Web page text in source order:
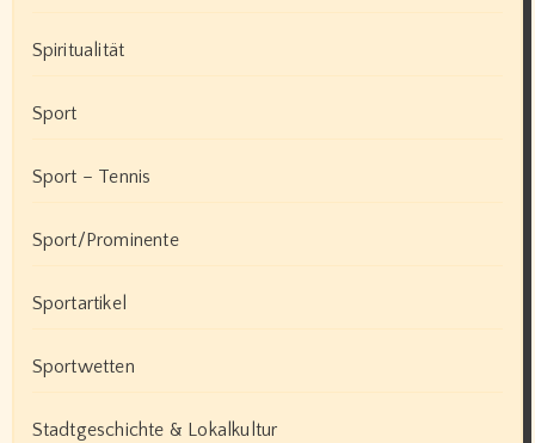
Spiritualität
Sport
Sport – Tennis
Sport/Prominente
Sportartikel
Sportwetten
Stadtgeschichte & Lokalkultur